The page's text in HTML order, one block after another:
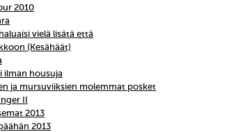
2010
vielä lisätä että
(Kesähäät)
ilman housuja
ja mursuviiksien molemmat posket
II
2013
2013